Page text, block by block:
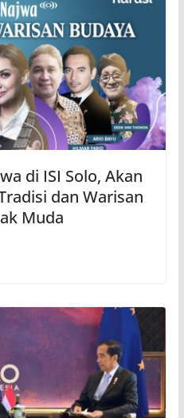
di ISI Solo, Akan
dan Warisan
Muda